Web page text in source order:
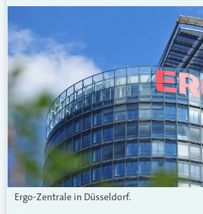
Ergo-Zentrale in Düsseldorf.